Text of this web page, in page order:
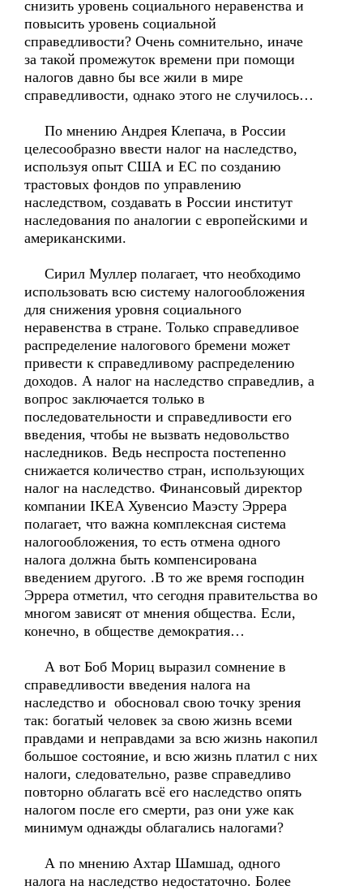
снизить уровень социального неравенства и
повысить уровень социальной
справедливости? Очень сомнительно, иначе
за такой промежуток времени при помощи
налогов давно бы все жили в мире
справедливости, однако этого не случилось…
По мнению Андрея Клепача, в России
целесообразно ввести налог на наследство,
используя опыт США и ЕС по созданию
трастовых фондов по управлению
наследством, создавать в России институт
наследования по аналогии с европейскими и
американскими.
Сирил Муллер полагает, что необходимо
использовать всю систему налогообложения
для снижения уровня социального
неравенства в стране. Только справедливое
распределение налогового бремени может
привести к справедливому распределению
доходов. А налог на наследство справедлив, а
вопрос заключается только в
последовательности и справедливости его
введения, чтобы не вызвать недовольство
наследников. Ведь неспроста постепенно
снижается количество стран, использующих
налог на наследство. Финансовый директор
компании IKEA Хувенсио Маэсту Эррера
полагает, что важна комплексная система
налогообложения, то есть отмена одного
налога должна быть компенсирована
введением другого. .В то же время господин
Эррера отметил, что сегодня правительства во
многом зависят от мнения общества. Если,
конечно, в обществе демократия…
А вот Боб Мориц выразил сомнение в
справедливости введения налога на
наследство и обосновал свою точку зрения
так: богатый человек за свою жизнь всеми
правдами и неправдами за всю жизнь накопил
большое состояние, и всю жизнь платил с них
налоги, следовательно, разве справедливо
повторно облагать всё его наследство опять
налогом после его смерти, раз они уже как
минимум однажды облагались налогами?
А по мнению Ахтар Шамшад, одного
налога на наследство недостаточно. Более